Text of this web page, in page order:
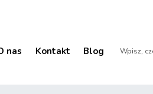
nas Kontakt Blog